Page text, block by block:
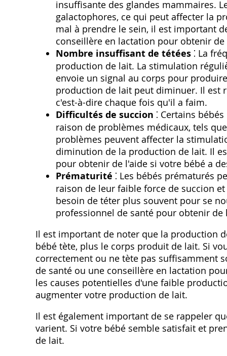
insuffisante des glandes mammaires.
galactophores, ce qui peut affecter la
mal à prendre le sein, il est important
conseillère en lactation pour obtenir de
Nombre insuffisant de tétées ⁚ La
production de lait. La stimulation
envoie un signal au corps pour
production de lait peut diminuer. Il est
c'est-à-dire chaque fois qu'il a faim.
Difficultés de succion ⁚ Certains
raison de problèmes médicaux, tels
problèmes peuvent affecter la
diminution de la production de lait. Il
pour obtenir de l'aide si votre bébé a
Prématurité ⁚ Les bébés prématurés
raison de leur faible force de succion
besoin de téter plus souvent pour se
professionnel de santé pour obtenir
Il est important de noter que la production
bébé tète, plus le corps produit de lait. Si
correctement ou ne tète pas suffisamment
de santé ou une conseillère en lactation
les causes potentielles d'une faible
augmenter votre production de lait.
Il est également important de se rappeler
varient. Si votre bébé semble satisfait et
de lait.